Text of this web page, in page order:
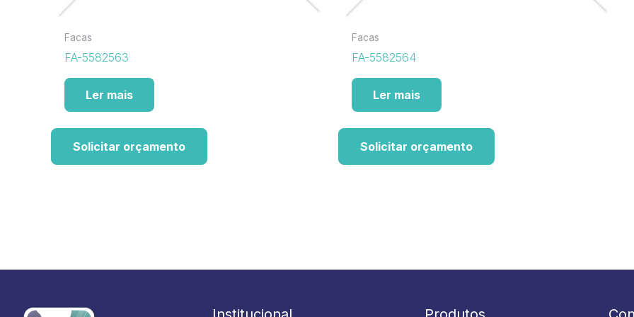
Facas
FA-5582563
Ler mais
Solicitar orçamento
Facas
FA-5582564
Ler mais
Solicitar orçamento